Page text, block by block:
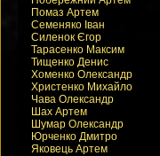
Помаз Артем
Семеняко Іван
Силенок Єгор
Тарасенко Максим
Тищенко Денис
Хоменко Олександр
Христенко Михайло
Чава Олександр
Шах Артем
Шумар Олександр
Юрченко Дмитро
Яковець Артем